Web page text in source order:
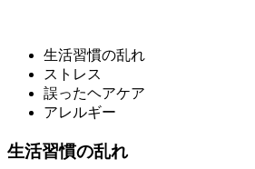
生活習慣の乱れ
ストレス
誤ったヘアケア
アレルギー
生活習慣の乱れ